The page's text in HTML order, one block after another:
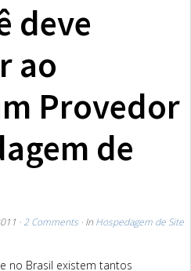
deve
ao
Provedor
de
· 2 Comments · In Hospedagem de Site
no Brasil existem tantos